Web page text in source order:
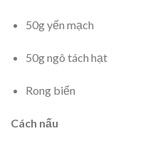
50g yến mạch
50g ngô tách hạt
Rong biển
Cách nấu